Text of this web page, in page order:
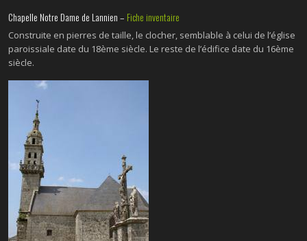
Chapelle Notre Dame de Lannien – Fiche inventaire
Construite en pierres de taille, le clocher, semblable à celui de l’église
paroissiale date du 18ème siècle. Le reste de l’édifice date du 16ème
siècle.